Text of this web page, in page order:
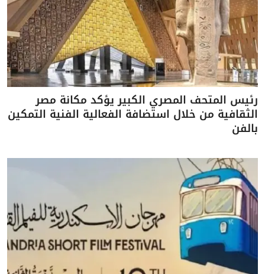
رئيس المتحف المصري الكبير يؤكد مكانة مصر
الثقافية من خلال استضافة الفعالية الفنية التمكين
بالفن